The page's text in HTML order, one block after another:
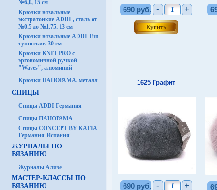
№6,0, 15 см
Крючки вязальные
экстратонкие ADDI , сталь от
№0,5 до №1,75, 13 см
Крючки вязальные ADDI Tun
тунисские, 30 см
Крючки KNIT PRO с
эргономичной ручкой
"Waves", алюминий
Крючки ПАНОРАМА, металл
СПИЦЫ
Спицы ADDI Германия
Спицы ПАНОРАМА
Спицы CONCEPT BY KATIA
Германия-Испания
ЖУРНАЛЫ ПО
ВЯЗАНИЮ
Журналы Ализе
МАСТЕР-КЛАССЫ ПО
ВЯЗАНИЮ
690 руб. - +
1625 Графит
690 руб. - +